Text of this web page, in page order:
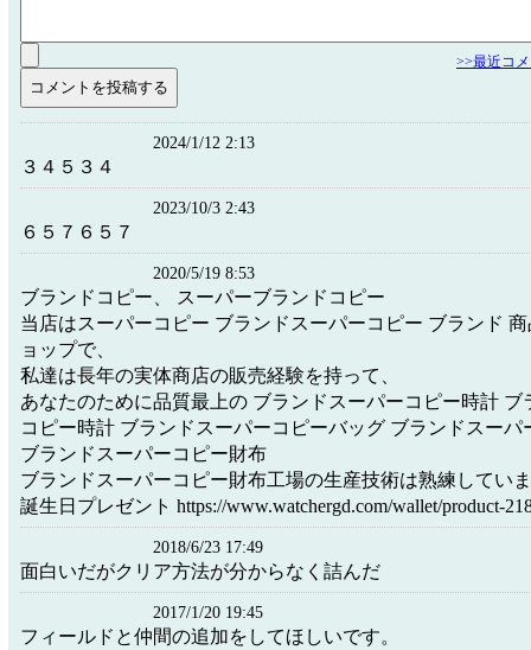
>>最近コ
2024/1/12 2:13
３４５３４
2023/10/3 2:43
６５７６５７
2020/5/19 8:53
ブランドコピー、 スーパーブランドコピー
当店はスーパーコピー ブランドスーパーコピー ブランド
ョップで、
私達は長年の実体商店の販売経験を持って、
あなたのために品質最上の ブランドスーパーコピー時計 ブ
コピー時計 ブランドスーパーコピーバッグ ブランドスーパ
ブランドスーパーコピー財布
ブランドスーパーコピー財布工場の生産技術は熟練してい
誕生日プレゼント https://www.watchergd.com/wallet/product-
2018/6/23 17:49
面白いだがクリア方法が分からなく詰んだ
2017/1/20 19:45
フィールドと仲間の追加をしてほしいです。